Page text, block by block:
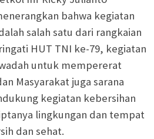
bahwa kegiatan
salah satu dari rangkaian
HUT TNI ke-79, kegiatan
untuk mempererat
Masyarakat juga sarana
kegiatan kebersihan
lingkungan dan tempat
dan sehat.